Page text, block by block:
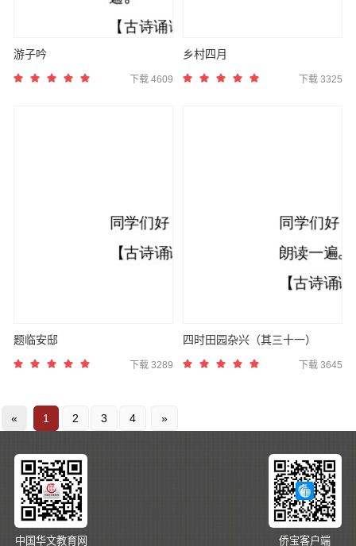
游子吟
下载 4609
乡村四月
下载 3325
题临安邸
下载 3289
四时田园杂兴（其三十一）
下载 3645
« 1 2 3 4 »
中国华文教育网 侨宝客户端